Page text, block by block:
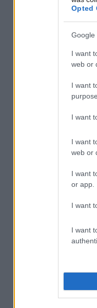
Opted
Google
I want
web or
I want
I want
I want
web or
I want
or app.
I want
I want